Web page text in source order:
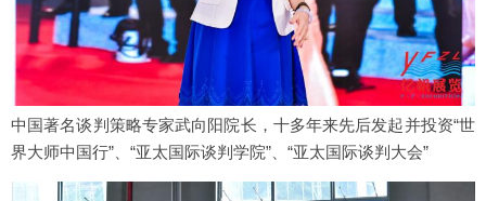
中国著名谈判策略专家武向阳院长，十多年来先后发起并投资“世
界大师中国行”、“亚太国际谈判学院”、“亚太国际谈判大会”